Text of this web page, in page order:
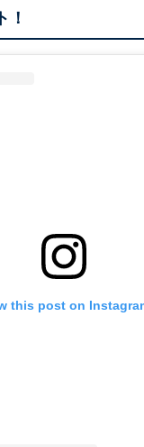
！
this post on